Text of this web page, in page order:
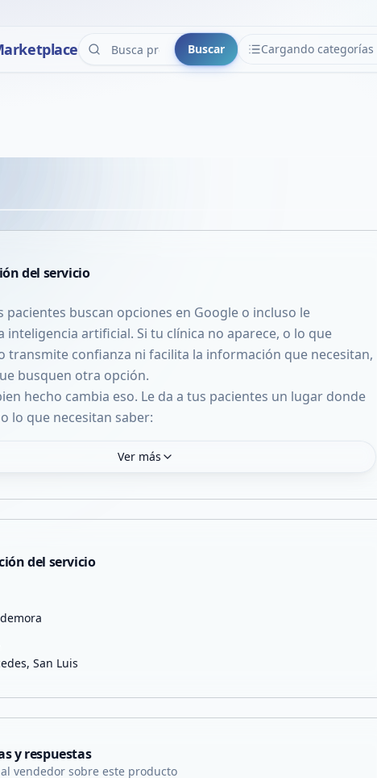
Buscar Cargando categorías
CATEGORÍAS
VER EN PANTALLA COMPLETA
del servicio
pacientes buscan opciones en Google o incluso le
inteligencia artificial. Si tu clínica no aparece, o lo que
transmite confianza ni facilita la información que necesitan,
busquen otra opción.
hecho cambia eso. Le da a tus pacientes un lugar donde
Ver más
del servicio
San Luis
y respuestas
vendedor sobre este producto